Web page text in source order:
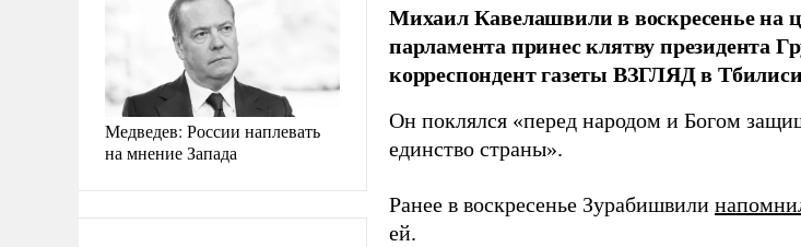
Медведев: России наплевать
на мнение Запада
Михаил Кавелашвили в воскресенье на
парламента принес клятву президента
корреспондент газеты ВЗГЛЯД в
Он поклялся «перед народом и Богом
единство страны».
Ранее в воскресенье Зурабишвили
ей.